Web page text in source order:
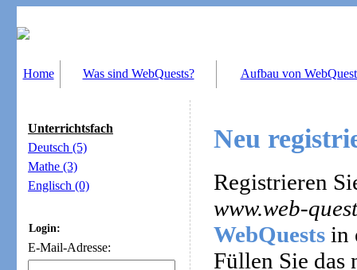
Home Was sind WebQuests? Aufbau von
Unterrichtsfach
Deutsch (5)
Mathe (3)
Englisch (0)
Login:
E-Mail-Adresse:
Neu
Registrieren
www.web-
WebQuestsin
Füllen Sie das